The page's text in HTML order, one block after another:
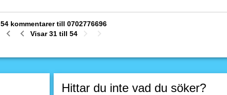
54 kommentarer till 0702776696
Visar 31 till 54
Hittar du inte vad du söker?